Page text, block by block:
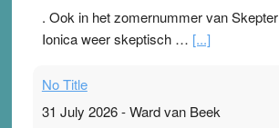
. Ook in het zomernummer van
Ionica weer skeptisch … [...]
No Title
31 July 2026-Ward van Beek